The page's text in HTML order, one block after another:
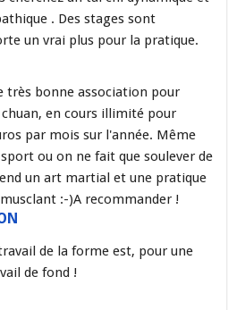
. Des stages sont
un vrai plus pour la pratique.
très bonne association pour
en cours illimité pour
par mois sur l'année. Même
ou on ne fait que soulever de
un art martial et une pratique
:-)A recommander !
de la forme est, pour une
de fond !